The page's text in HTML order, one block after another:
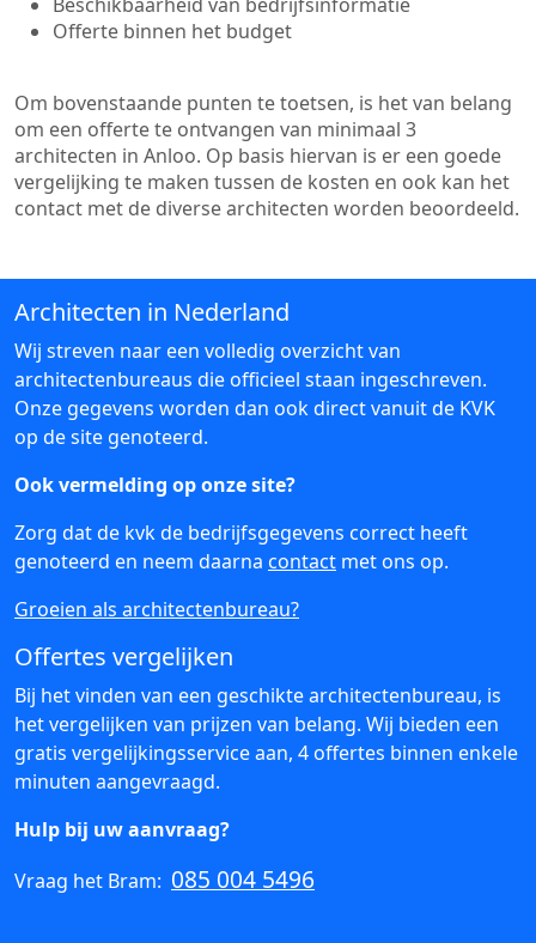
Offerte binnen het budget
Om bovenstaande punten te toetsen, is het van belang
om een offerte te ontvangen van minimaal 3
architecten in Anloo. Op basis hiervan is er een goede
vergelijking te maken tussen de kosten en ook kan het
contact met de diverse architecten worden beoordeeld.
Architecten in Nederland
Wij streven naar een volledig overzicht van
architectenbureaus die officieel staan ingeschreven.
Onze gegevens worden dan ook direct vanuit de KVK
op de site genoteerd.
Ook vermelding op onze site?
Zorg dat de kvk de bedrijfsgegevens correct heeft
genoteerd en neem daarna contact met ons op.
Groeien als architectenbureau?
Offertes vergelijken
Bij het vinden van een geschikte architectenbureau, is
het vergelijken van prijzen van belang. Wij bieden een
gratis vergelijkingsservice aan, 4 offertes binnen enkele
minuten aangevraagd.
Hulp bij uw aanvraag?
Vraag het Bram: 085 004 5496